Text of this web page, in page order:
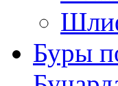
Буры